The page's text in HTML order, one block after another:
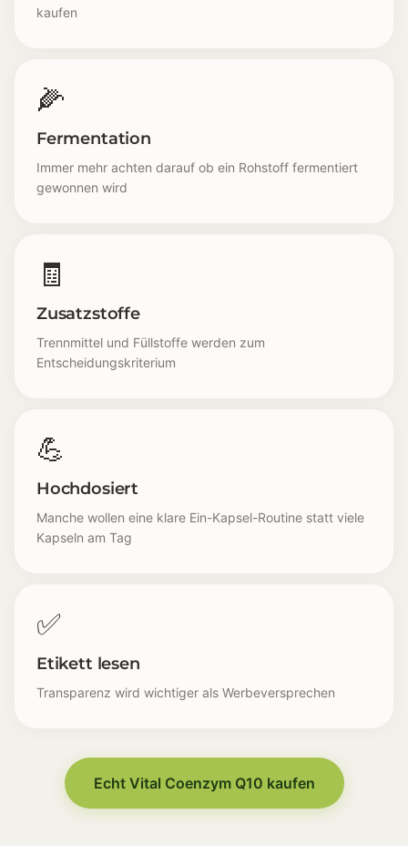
kaufen
🌽
Fermentation
Immer mehr achten darauf ob ein Rohstoff fermentiert
gewonnen wird
🧾
Zusatzstoffe
Trennmittel und Füllstoffe werden zum
Entscheidungskriterium
💪
Hochdosiert
Manche wollen eine klare Ein-Kapsel-Routine statt viele
Kapseln am Tag
✅
Etikett lesen
Transparenz wird wichtiger als Werbeversprechen
Formfrage [🧪] Ubichinon oder Ubichinol, viele sind
Fermentation [🌽] Immer mehr achten darauf ob
Zusatzstoffe [🧾] Trennmittel und Füllstoffe werden
Echt Vital Coenzym Q10 kaufen